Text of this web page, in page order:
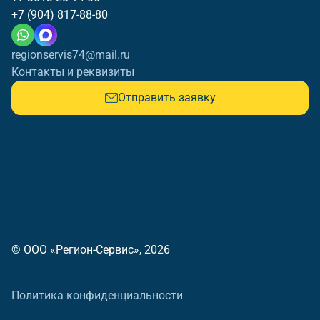
+7 (904) 817-88-80
regionservis74@mail.ru
Контакты и реквизиты
Отправить заявку
© ООО «Регион-Сервис», 2026
Политика конфиденциальности